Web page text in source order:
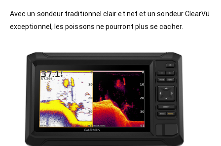
Avec un sondeur traditionnel clair et net et un sondeur ClearVü
exceptionnel, les poissons ne pourront plus se cacher.